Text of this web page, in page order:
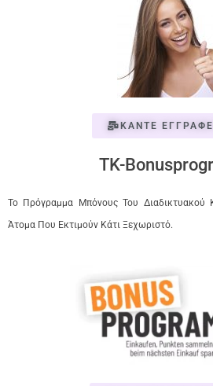
ΚΑΝΤΕ
TK-
Το Πρόγραμμα Μπόνους Του Διαδικτυακού
Άτομα Που Εκτιμούν Κάτι Ξεχωριστό.